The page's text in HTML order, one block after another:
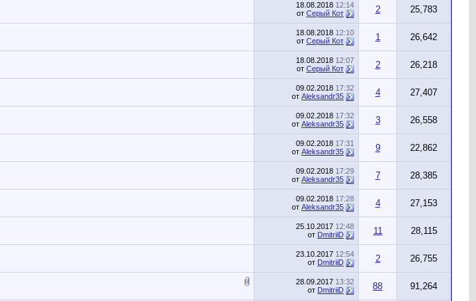
18.08.2018 12:14
от Серый Кот 2 25,783
18.08.2018 12:10
от Серый Кот 1 26,642
18.08.2018 12:07
от Серый Кот 2 26,218
09.02.2018 17:32
от Aleksandr35 4 27,407
09.02.2018 17:32
от Aleksandr35 3 26,558
09.02.2018 17:31
от Aleksandr35 9 22,862
09.02.2018 17:29
от Aleksandr35 7 28,385
09.02.2018 17:28
от Aleksandr35 4 27,153
25.10.2017 12:48
от DmitriiD 11 28,115
23.10.2017 12:54
от DmitriiD 2 26,755
28.09.2017 13:32
от DmitriiD 88 91,264